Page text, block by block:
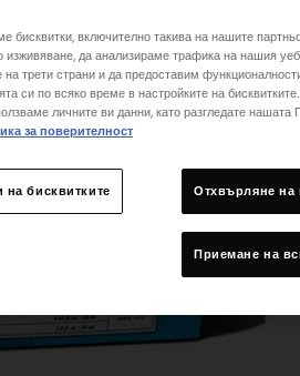
бисквитки, включително такива на нашите
изживяване, да анализираме трафика на нашия
на трети страни и да предоставим
си по всяко време в настройките на
личните ви данни, като разгледате нашата
за поверителност
на бисквитките Отхвърляне на
Приемане на